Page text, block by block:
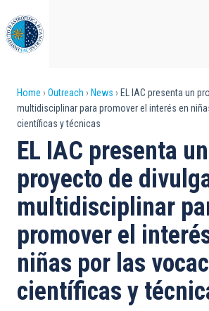
to
main
content
Breadcrumb
Home Outreach News
EL IAC presenta un
multidisciplinar para promover el interés en
científicas y técnicas
EL IAC presenta un
proyecto de
multidisciplinar
promover el
niñas por las
científicas y